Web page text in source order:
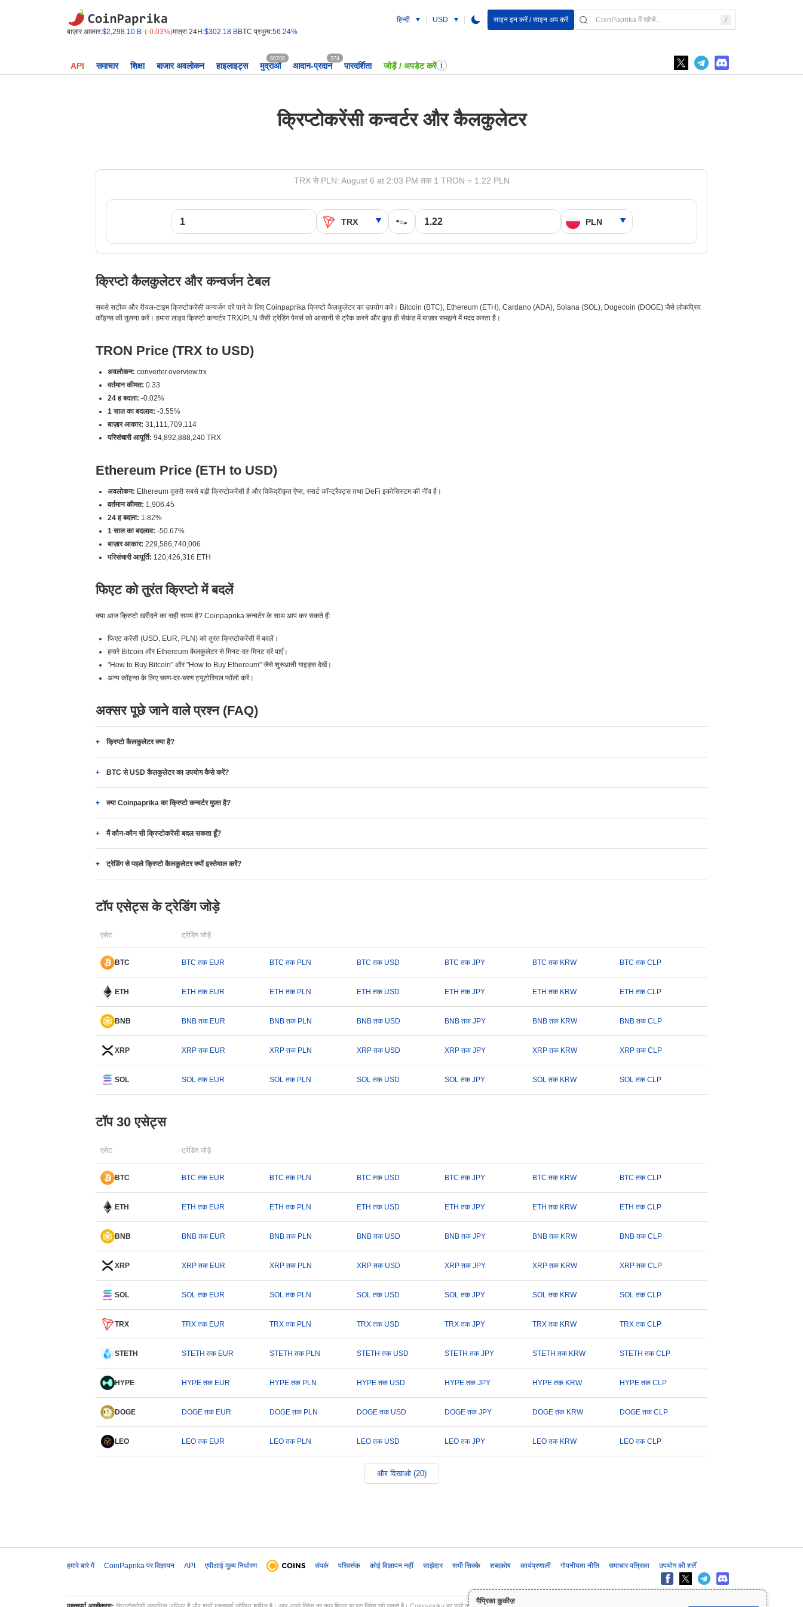
बाज़ार आकार:$2,298.10 B (-0.03%)मात्रा 24H:$302.18 BBTC प्रभुत्व:56.24%
हिन्दी USD साइन इन करें / साइन अप करें
API समाचार शिक्षा बाजार अवलोकन हाइलाइट्स मुद्राओं
60706
आदान-प्रदान
374
पारदर्शिता जोड़ें / अपडेट करें
पैप्रिका कुकीज़
क्रिप्टोकरेंसी कन्वर्टर और कैलकुलेटर
TRX से PLN: August 6 at 2:03 PM तक 1 TRON = 1.22 PLN
क्रिप्टो कैलकुलेटर और कन्वर्जन टेबल
सबसे सटीक और रीयल-टाइम क्रिप्टोकरेंसी कन्वर्जन दरें पाने के लिए Coinpaprika क्रिप्टो कैलकुलेटर का उपयोग करें। Bitcoin (BTC), Ethereum (ETH), Cardano (ADA), Solana (SOL), Dogecoin (DOGE) जैसे लोकप्रिय
कॉइन्स की तुलना करें। हमारा लाइव क्रिप्टो कन्वर्टर TRX/PLN जैसी ट्रेडिंग पेयर्स को आसानी से ट्रैक करने और कुछ ही सेकंड में बाज़ार समझने में मदद करता है।
TRON Price (TRX to USD)
अवलोकन: converter.overview.trx
वर्तमान कीमत: 0.33
24 ह बदला: -0.02%
1 साल का बदलाव: -3.55%
बाज़ार आकार: 31,111,709,114
परिसंचारी आपूर्ति: 94,892,888,240 TRX
Ethereum Price (ETH to USD)
अवलोकन: Ethereum दूसरी सबसे बड़ी क्रिप्टोकरेंसी है और विकेंद्रीकृत ऐप्स, स्मार्ट कॉन्ट्रैक्ट्स तथा DeFi इकोसिस्टम की नींव है।
वर्तमान कीमत: 1,906.45
24 ह बदला: 1.82%
1 साल का बदलाव: -50.67%
बाज़ार आकार: 229,586,740,006
परिसंचारी आपूर्ति: 120,426,316 ETH
फिएट को तुरंत क्रिप्टो में बदलें
क्या आज क्रिप्टो खरीदने का सही समय है? Coinpaprika कन्वर्टर के साथ आप कर सकते हैं:
फिएट करेंसी (USD, EUR, PLN) को तुरंत क्रिप्टोकरेंसी में बदलें।
हमारे Bitcoin और Ethereum कैलकुलेटर से मिनट-दर-मिनट दरें पाएँ।
"How to Buy Bitcoin" और "How to Buy Ethereum" जैसे शुरुआती गाइड्स देखें।
अन्य कॉइन्स के लिए चरण-दर-चरण ट्यूटोरियल फॉलो करें।
अक्सर पूछे जाने वाले प्रश्न (FAQ)
क्रिप्टो कैलकुलेटर क्या है?
BTC से USD कैलकुलेटर का उपयोग कैसे करें?
क्या Coinpaprika का क्रिप्टो कन्वर्टर मुफ़्त है?
मैं कौन-कौन सी क्रिप्टोकरेंसी बदल सकता हूँ?
ट्रेडिंग से पहले क्रिप्टो कैलकुलेटर क्यों इस्तेमाल करें?
टॉप एसेट्स के ट्रेडिंग जोड़े
एसेट ट्रेडिंग जोड़े
BTC BTC तक EUR BTC तक PLN BTC तक USD BTC तक JPY BTC तक KRW BTC तक CLP
ETH ETH तक EUR ETH तक PLN ETH तक USD ETH तक JPY ETH तक KRW ETH तक CLP
BNB BNB तक EUR BNB तक PLN BNB तक USD BNB तक JPY BNB तक KRW BNB तक CLP
XRP XRP तक EUR XRP तक PLN XRP तक USD XRP तक JPY XRP तक KRW XRP तक CLP
SOL SOL तक EUR SOL तक PLN SOL तक USD SOL तक JPY SOL तक KRW SOL तक CLP
टॉप 30 एसेट्स
एसेट ट्रेडिंग जोड़े
BTC BTC तक EUR BTC तक PLN BTC तक USD BTC तक JPY BTC तक KRW BTC तक CLP
ETH ETH तक EUR ETH तक PLN ETH तक USD ETH तक JPY ETH तक KRW ETH तक CLP
BNB BNB तक EUR BNB तक PLN BNB तक USD BNB तक JPY BNB तक KRW BNB तक CLP
XRP XRP तक EUR XRP तक PLN XRP तक USD XRP तक JPY XRP तक KRW XRP तक CLP
SOL SOL तक EUR SOL तक PLN SOL तक USD SOL तक JPY SOL तक KRW SOL तक CLP
TRX TRX तक EUR TRX तक PLN TRX तक USD TRX तक JPY TRX तक KRW TRX तक CLP
STETH STETH तक EUR STETH तक PLN STETH तक USD STETH तक JPY STETH तक KRW STETH तक CLP
HYPE HYPE तक EUR HYPE तक PLN HYPE तक USD HYPE तक JPY HYPE तक KRW HYPE तक CLP
DOGE DOGE तक EUR DOGE तक PLN DOGE तक USD DOGE तक JPY DOGE तक KRW DOGE तक CLP
LEO LEO तक EUR LEO तक PLN LEO तक USD LEO तक JPY LEO तक KRW LEO तक CLP
और दिखाओ (20)
हमारे बारे में CoinPaprika पर विज्ञापन API एपीआई मूल्य निर्धारण संपर्क परिवर्त्तक कोई विज्ञापन नहीं साझेदार सभी सिक्के शब्दकोष कार्यप्रणाली गोपनीयता नीति समाचार पत्रिका उपयोग की शर्तें